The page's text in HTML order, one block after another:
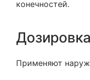
конечностей.
Дозировка
Применяют